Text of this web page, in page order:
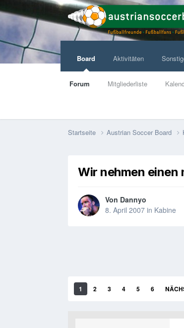
Board
Forum Mitgliederliste
Aktivitäten
Startseite Austrian Soccer Board
Wir nehmen einen
Von Dannyo
8. April 2007 in Kabine
1 2 3 4 5 6